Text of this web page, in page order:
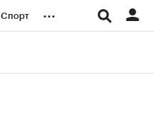
Спорт ...